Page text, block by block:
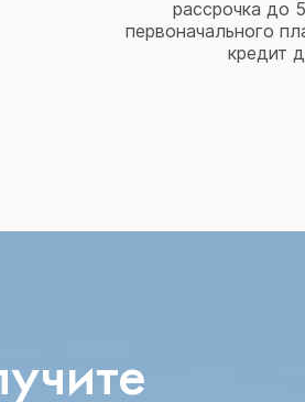
рассрочка до
первоначального
кредит